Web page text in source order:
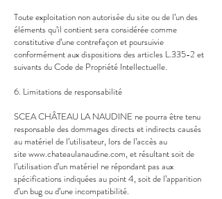
Toute exploitation non autorisée du site ou de l’un des
éléments qu’il contient sera considérée comme
constitutive d’une contrefaçon et poursuivie
conformément aux dispositions des articles L.335-2 et
suivants du Code de Propriété Intellectuelle.
6. Limitations de responsabilité
SCEA CHÂTEAU LA NAUDINE ne pourra être tenu
responsable des dommages directs et indirects causés
au matériel de l’utilisateur, lors de l’accès au
sitewww.chateaulanaudine.com, et résultant soit de
l’utilisation d’un matériel ne répondant pas aux
spécifications indiquées au point 4, soit de l’apparition
d’un bug ou d’une incompatibilité.